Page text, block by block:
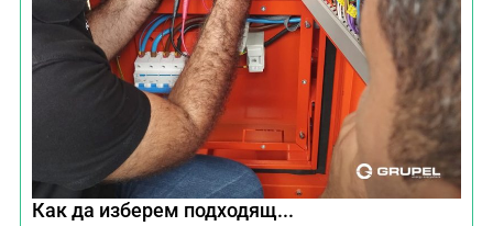
Как да изберем подходящ...